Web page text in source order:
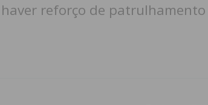
reforço de patrulhamento